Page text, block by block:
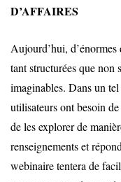
D’AFFAIRES
Aujourd’hui,
tant structurées que non
imaginables. Dans un
utilisateurs ont besoin
de les explorer de
renseignements et
webinaire tentera de